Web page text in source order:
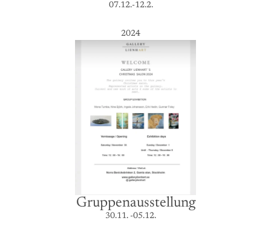
07.12.-12.2.
2024
Gruppenausstellung
30.11. -05.12.